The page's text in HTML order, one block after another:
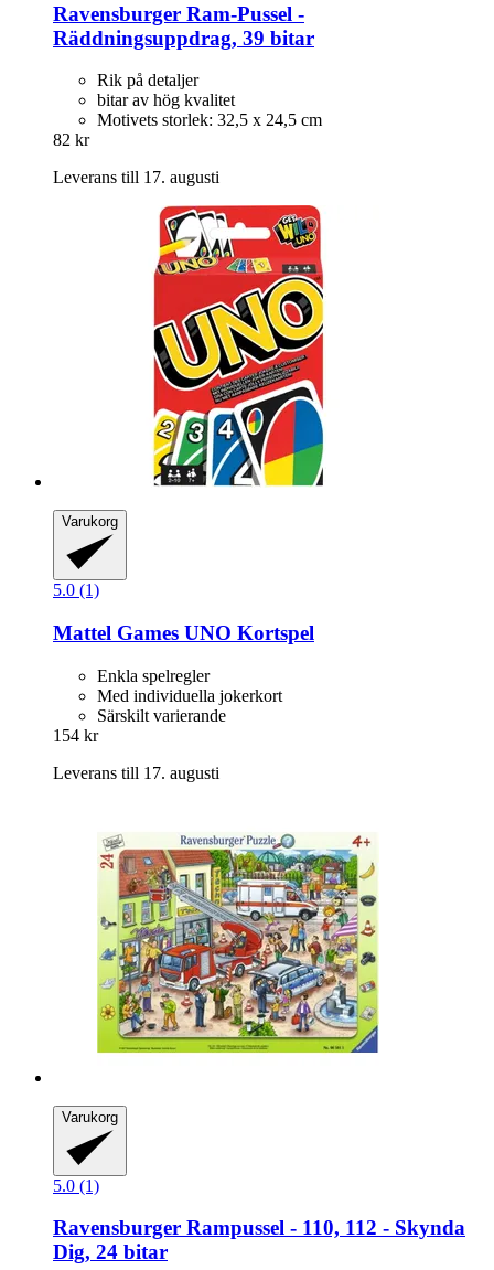
Ravensburger Ram-​Pussel -​
Räddningsuppdrag, 39 bitar
Rik på detaljer
bitar av hög kvalitet
Motivets storlek: 32,5 x 24,5 cm
82 kr
Leverans till 17. augusti
Varukorg
5.0 (1)
Mattel Games UNO Kortspel
Enkla spelregler
Med individuella jokerkort
Särskilt varierande
154 kr
Leverans till 17. augusti
Varukorg
5.0 (1)
Ravensburger Rampussel -​ 110, 112 -​ Skynda
Dig, 24 bitar